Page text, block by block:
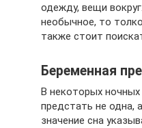
одежду, вещи
необычное, то
также стоит
Беременная
В некоторых
предстать не одна,
значение сна